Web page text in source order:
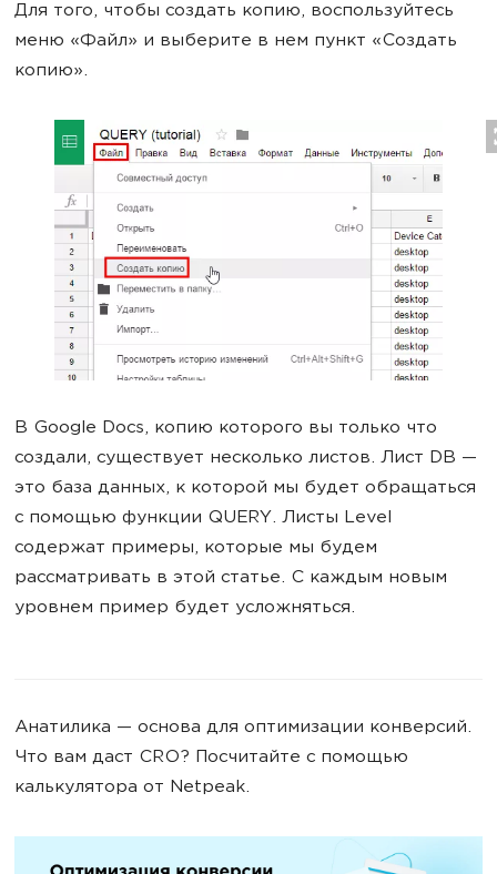
Для того, чтобы создать копию, воспользуйтесь
меню «Файл» и выберите в нем пункт «Создать
копию».
В Google Docs, копию которого вы только что
создали, существует несколько листов. Лист DB —
это база данных, к которой мы будет обращаться
с помощью функции QUERY. Листы Level
содержат примеры, которые мы будем
рассматривать в этой статье. C каждым новым
уровнем пример будет усложняться.
Анатилика — основа для оптимизации конверсий.
Что вам даст CRO? Посчитайте с помощью
калькулятора от Netpeak.